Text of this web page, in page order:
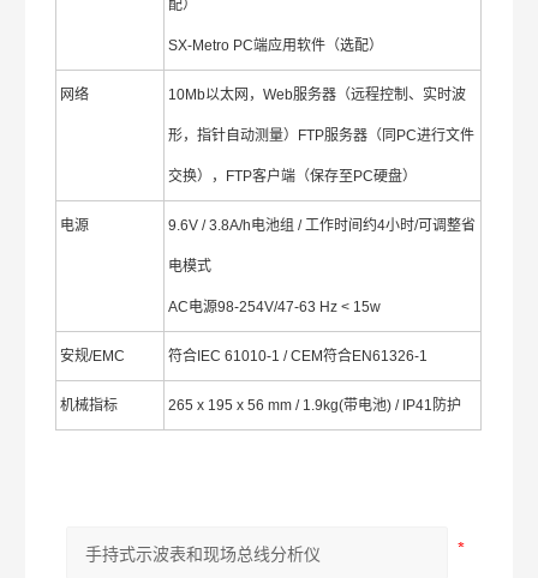
配）
SX-Metro PC端应用软件（选配）
网络 10Mb以太网，Web服务器（远程控制、实时波
形，指针自动测量）FTP服务器（同PC进行文件
交换），FTP客户端（保存至PC硬盘）
电源 9.6V / 3.8A/h电池组 / 工作时间约4小时/可调整省
电模式
AC电源98-254V/47-63 Hz < 15w
安规/EMC 符合IEC 61010-1 / CEM符合EN61326-1
机械指标 265 x 195 x 56 mm / 1.9kg(带电池) / IP41防护